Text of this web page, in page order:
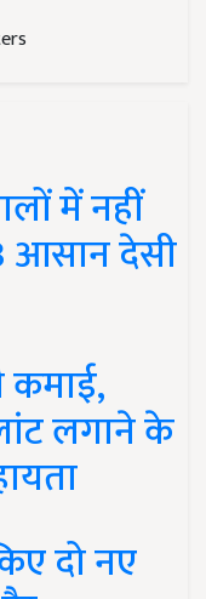
में नहीं
आसान देसी
लगाने के
दो नए